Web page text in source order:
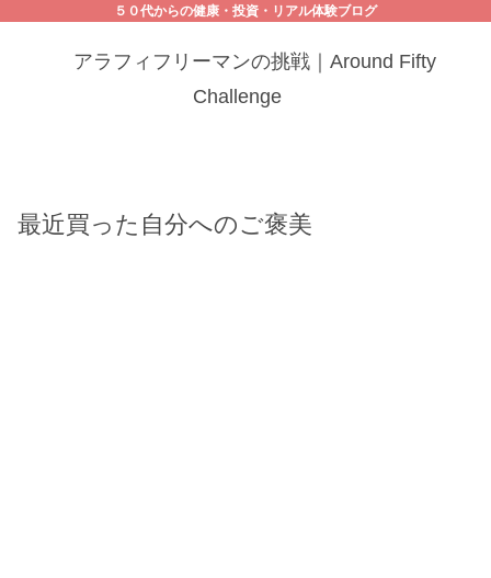
５０代からの健康・投資・リアル体験ブログ
アラフィフリーマンの挑戦｜Around Fifty
Challenge
最近買った自分へのご褒美